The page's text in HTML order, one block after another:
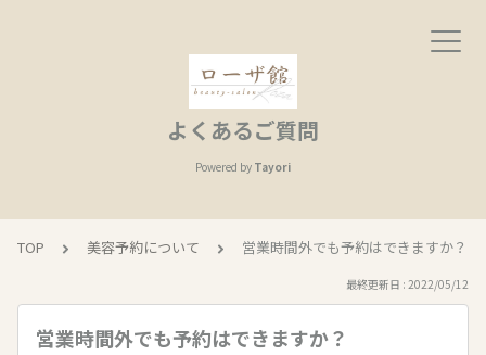
よくあるご質問
Powered by Tayori
TOP 美容予約について 営業時間外でも予約はできますか？
最終更新日 : 2022/05/12
営業時間外でも予約はできますか？